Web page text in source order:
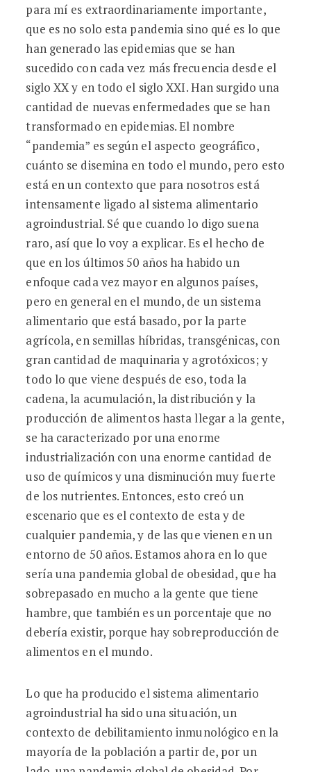
para mí es extraordinariamente importante,
que es no solo esta pandemia sino qué es lo que
han generado las epidemias que se han
sucedido con cada vez más frecuencia desde el
siglo XX y en todo el siglo XXI. Han surgido una
cantidad de nuevas enfermedades que se han
transformado en epidemias. El nombre
“pandemia” es según el aspecto geográfico,
cuánto se disemina en todo el mundo, pero esto
está en un contexto que para nosotros está
intensamente ligado al sistema alimentario
agroindustrial. Sé que cuando lo digo suena
raro, así que lo voy a explicar. Es el hecho de
que en los últimos 50 años ha habido un
enfoque cada vez mayor en algunos países,
pero en general en el mundo, de un sistema
alimentario que está basado, por la parte
agrícola, en semillas híbridas, transgénicas, con
gran cantidad de maquinaria y agrotóxicos; y
todo lo que viene después de eso, toda la
cadena, la acumulación, la distribución y la
producción de alimentos hasta llegar a la gente,
se ha caracterizado por una enorme
industrialización con una enorme cantidad de
uso de químicos y una disminución muy fuerte
de los nutrientes. Entonces, esto creó un
escenario que es el contexto de esta y de
cualquier pandemia, y de las que vienen en un
entorno de 50 años. Estamos ahora en lo que
sería una pandemia global de obesidad, que ha
sobrepasado en mucho a la gente que tiene
hambre, que también es un porcentaje que no
debería existir, porque hay sobreproducción de
alimentos en el mundo.
Lo que ha producido el sistema alimentario
agroindustrial ha sido una situación, un
contexto de debilitamiento inmunológico en la
mayoría de la población a partir de, por un